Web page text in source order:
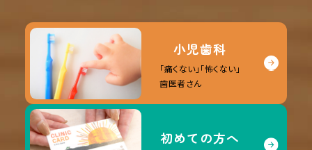
小児歯科
「痛くない」「怖くない」
歯医者さん
初めての方へ